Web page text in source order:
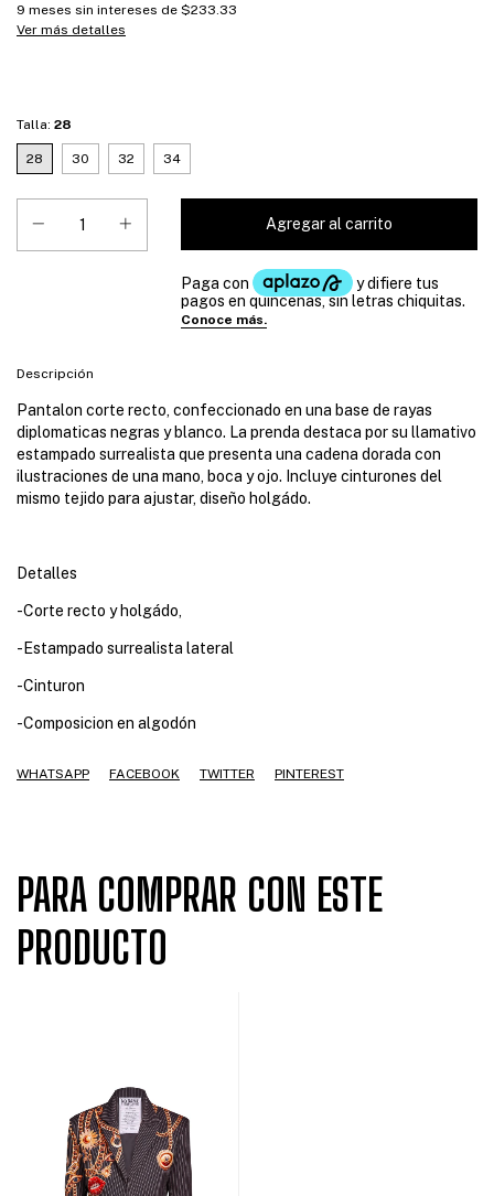
9 meses sin intereses de $233.33
Ver más detalles
Talla: 28
28 30 32 34
Descripción
Pantalon corte recto, confeccionado en una base de rayas
diplomaticas negras y blanco. La prenda destaca por su llamativo
estampado surrealista que presenta una cadena dorada con
ilustraciones de una mano, boca y ojo. Incluye cinturones del
mismo tejido para ajustar, diseño holgádo.
Detalles
-Corte recto y holgádo,
-Estampado surrealista lateral
-Cinturon
-Composicion en algodón
WHATSAPP FACEBOOK TWITTER PINTEREST
PARA COMPRAR CON ESTE
PRODUCTO